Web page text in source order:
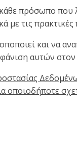
πρόσωπο που
με τις
και να
αυτών
οποιοδήποτε